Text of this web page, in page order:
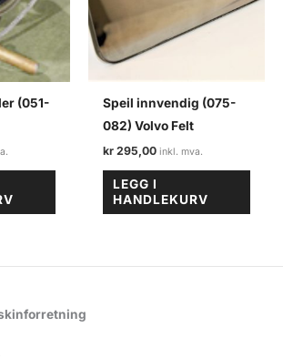
(051-
Speil innvendig (075-
082) Volvo Felt
kr 295,00
LEGG I
HANDLEKURV